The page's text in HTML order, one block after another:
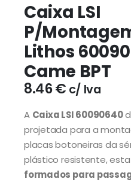
Caixa LSI
P/
Lithos
Came BPT
8.46€ c/ Iva
A Caixa LSI 60090640
projetada para a
placas botoneiras da
plástico resistente, esta
formados para